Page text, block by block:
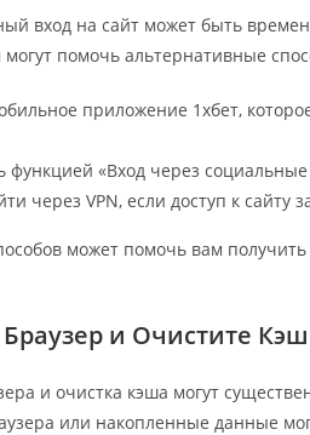
вход на сайт может быть
могут помочь альтернативные
приложение 1хбет,
функцией «Вход через социальные
через VPN, если доступ к сайту
может помочь вам
и Очистите Кэш
и очистка кэша могут
или накопленные данные